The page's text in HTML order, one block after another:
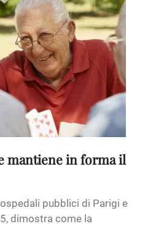
mantiene in forma il
pubblici di Parigi e
dimostra come la